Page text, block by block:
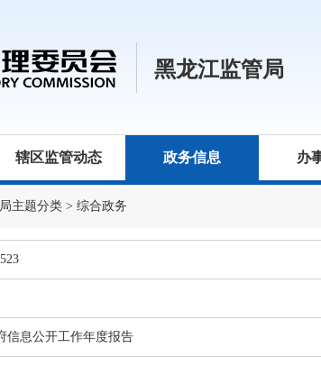
黑龙江监管局
辖区监管动态 政务信息 办
主题分类 > 综合政务
信息公开工作年度报告